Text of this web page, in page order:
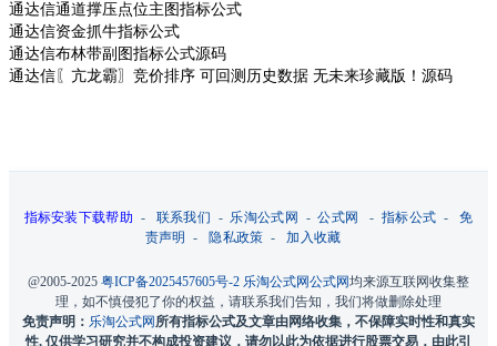
通达信通道撑压点位主图指标公式
通达信资金抓牛指标公式
通达信布林带副图指标公式源码
通达信〖亢龙霸〗竞价排序 可回测历史数据 无未来珍藏版！源码
指标安装下载帮助 - 联系我们 - 乐淘公式网 -公式网 -指标公式 -免
责声明
- 隐私政策 -加入收藏
@2005-2025 粤ICP备2025457605号-2 乐淘公式网公式网均来源互联网收集整
理，如不慎侵犯了你的权益，请联系我们告知，我们将做删除处理
免责声明： 乐淘公式网 所有指标公式及文章由网络收集，不保障实时性和真实
性, 仅供学习研究并不构成投资建议，请勿以此为依据进行股票交易，由此引